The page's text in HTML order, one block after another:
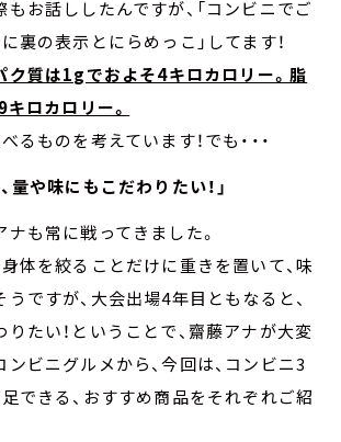
お話ししたんですが、「コンビニでご
裏の表示とにらめっこ」してます！
ク質は1gでおよそ4キロカロリー。脂
ロカロリー。
ものを考えています！でも・・・
量や味にもこだわりたい！」
も常に戦ってきました。
体を絞ることだけに重きを置いて、味
ですが、大会出場4年目ともなると、
たい！ということで、齋藤アナが大変
ビニグルメから、今回は、コンビニ3
できる、おすすめ商品をそれぞれご紹